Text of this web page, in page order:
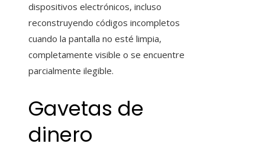
dispositivos electrónicos, incluso
reconstruyendo códigos incompletos
cuando la pantalla no esté limpia,
completamente visible o se encuentre
parcialmente ilegible.
Gavetas de
dinero